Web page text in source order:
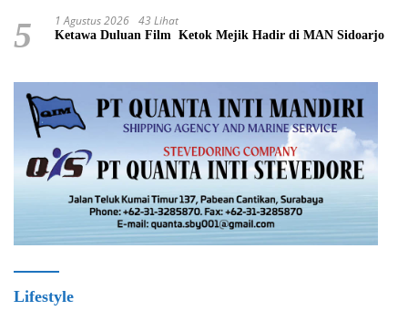
5 1 Agustus 2026 43 Lihat
Ketawa Duluan Film Ketok Mejik Hadir di MAN Sidoarjo
Lifestyle